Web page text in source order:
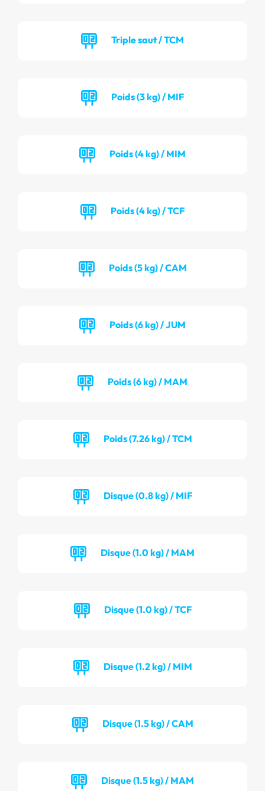
Triple saut / TCM
Poids (3 kg) / MIF
Poids (4 kg) / MIM
Poids (4 kg) / TCF
Poids (5 kg) / CAM
Poids (6 kg) / JUM
Poids (6 kg) / MAM
Poids (7.26 kg) / TCM
Disque (0.8 kg) / MIF
Disque (1.0 kg) / MAM
Disque (1.0 kg) / TCF
Disque (1.2 kg) / MIM
Disque (1.5 kg) / CAM
Disque (1.5 kg) / MAM